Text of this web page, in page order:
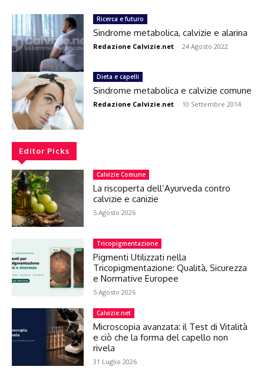
Ricerca e futuro
Sindrome metabolica, calvizie e alarina
Redazione Calvizie.net - 24 Agosto 2022
Dieta e capelli
Sindrome metabolica e calvizie comune
Redazione Calvizie.net - 10 Settembre 2014
Editor Picks
Calvizie Comune
La riscoperta dell’Ayurveda contro
calvizie e canizie
5 Agosto 2026
Tricopigmentazione
Pigmenti Utilizzati nella
Tricopigmentazione: Qualità, Sicurezza
e Normative Europee
5 Agosto 2026
Calvizie.net
Microscopia avanzata: il Test di Vitalità
e ciò che la forma del capello non
rivela
31 Luglio 2026